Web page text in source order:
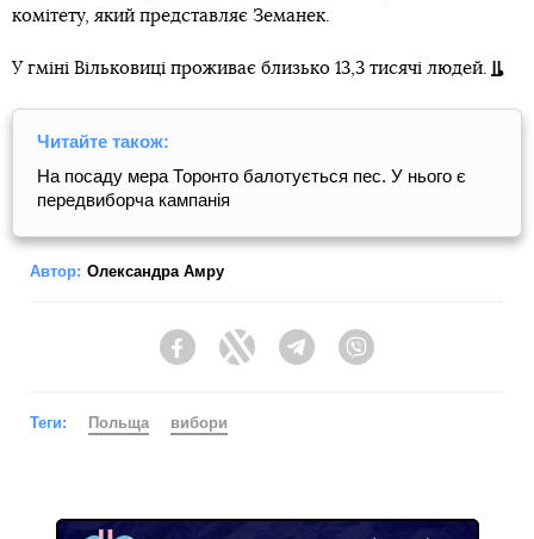
комітету, який представляє Земанек.
У гміні Вільковиці проживає близько 13,3 тисячі людей.
Читайте також:
На посаду мера Торонто балотується пес. У нього є
передвиборча кампанія
Автор: Олександра Амру
FacebookTwitter Telegram
Теги: Польща вибори